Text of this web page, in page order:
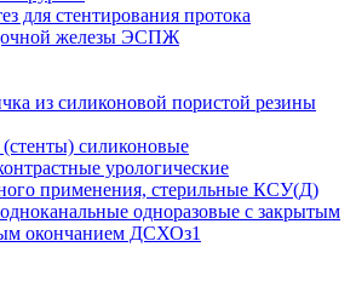
для стентирования протока
железы ЭСПЖ
из силиконовой пористой резины
силиконовые
урологические
применения, стерильные КСУ(Д)
одноразовые с закрытым
окончанием ДСХОз1